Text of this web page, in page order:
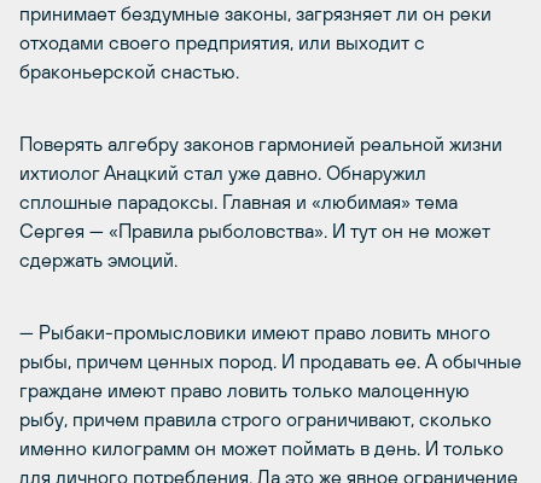
принимает бездумные законы, загрязняет ли он реки
отходами своего предприятия, или выходит с
браконьерской снастью.
Поверять алгебру законов гармонией реальной жизни
ихтиолог Анацкий стал уже давно. Обнаружил
сплошные парадоксы. Главная и «любимая» тема
Сергея — «Правила рыболовства». И тут он не может
сдержать эмоций.
— Рыбаки-промысловики имеют право ловить много
рыбы, причем ценных пород. И продавать ее. А обычные
граждане имеют право ловить только малоценную
рыбу, причем правила строго ограничивают, сколько
именно килограмм он может поймать в день. И только
для личного потребления. Да это же явное ограничение